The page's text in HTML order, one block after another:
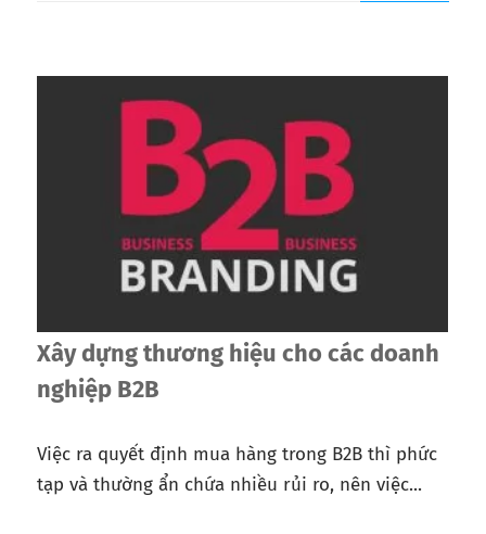
Xây dựng thương hiệu cho các doanh
nghiệp B2B
Việc ra quyết định mua hàng trong B2B thì phức
tạp và thường ẩn chứa nhiều rủi ro, nên việc...